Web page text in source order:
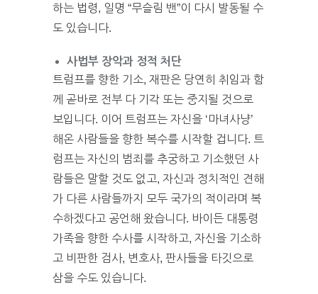
하는 법령, 일명 “무슬림 밴”이 다시 발동될 수
도 있습니다.
사법부 장악과 정적 처단
트럼프를 향한 기소, 재판은 당연히 취임과 함
께 곧바로 전부 다 기각 또는 중지될 것으로
보입니다. 이어 트럼프는 자신을 ‘마녀사냥’
해온 사람들을 향한 복수를 시작할 겁니다. 트
럼프는 자신의 범죄를 추궁하고 기소했던 사
람들은 말할 것도 없고, 자신과 정치적인 견해
가 다른 사람들까지 모두 국가의 적이라며 복
수하겠다고 공언해 왔습니다. 바이든 대통령
가족을 향한 수사를 시작하고, 자신을 기소하
고 비판한 검사, 변호사, 판사들을 타깃으로
삼을 수도 있습니다.